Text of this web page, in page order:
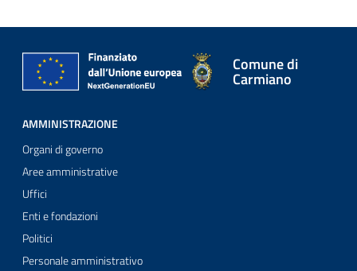
Comune di
Carmiano
AMMINISTRAZIONE
Organi di governo
Aree amministrative
Uffici
Enti e fondazioni
Politici
Personale amministrativo